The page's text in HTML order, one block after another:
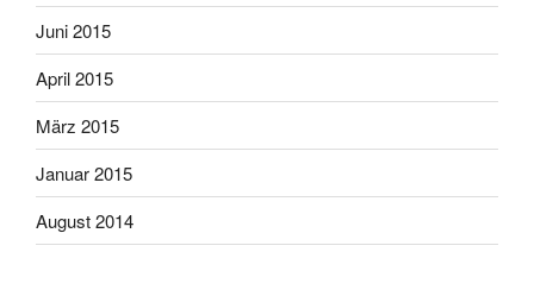
Juni 2015
April 2015
März 2015
Januar 2015
August 2014